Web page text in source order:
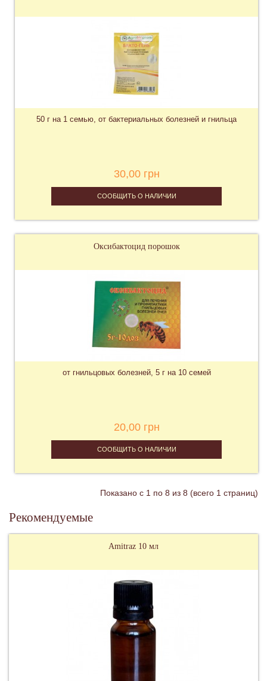
50 г на 1 семью, от бактериальных болезней и гнильца
30,00 грн
СООБЩИТЬ О НАЛИЧИИ
Оксибактоцид порошок
от гнильцовых болезней, 5 г на 10 семей
20,00 грн
СООБЩИТЬ О НАЛИЧИИ
Показано с 1 по 8 из 8 (всего 1 страниц)
Рекомендуемые
Amitraz 10 мл